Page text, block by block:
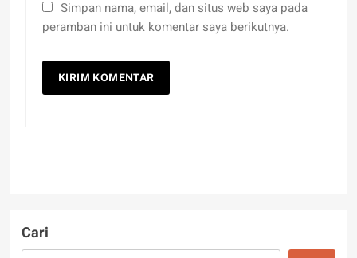
Simpan nama, email, dan situs web saya pada
peramban ini untuk komentar saya berikutnya.
Cari